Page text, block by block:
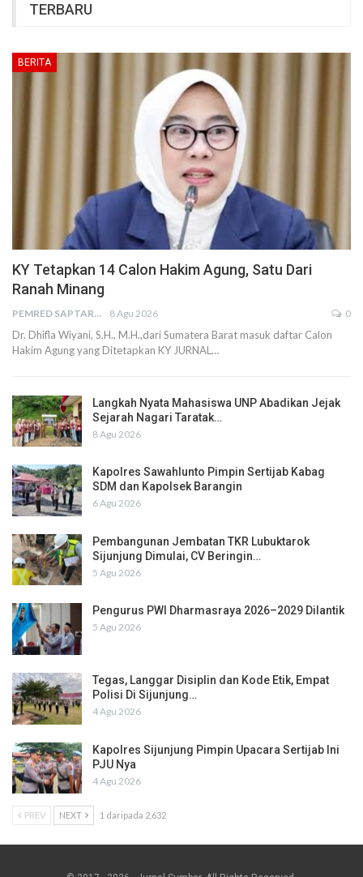
TERBARU
BERITA
KY Tetapkan 14 Calon Hakim Agung, Satu Dari
Ranah Minang
PEMRED SAPTARIUS 8 Agu 2026 0
Dr. Dhifla Wiyani, S.H., M.H.,dari Sumatera Barat masuk daftar Calon
Hakim Agung yang Ditetapkan KY JURNAL…
Langkah Nyata Mahasiswa UNP Abadikan Jejak
Sejarah Nagari Taratak…
8 Agu 2026
Kapolres Sawahlunto Pimpin Sertijab Kabag
SDM dan Kapolsek Barangin
6 Agu 2026
Pembangunan Jembatan TKR Lubuktarok
Sijunjung Dimulai, CV Beringin…
5 Agu 2026
Pengurus PWI Dharmasraya 2026–2029 Dilantik
5 Agu 2026
Tegas, Langgar Disiplin dan Kode Etik, Empat
Polisi Di Sijunjung…
4 Agu 2026
Kapolres Sijunjung Pimpin Upacara Sertijab Ini
PJU Nya
4 Agu 2026
PREV NEXT 1 daripada 2,632